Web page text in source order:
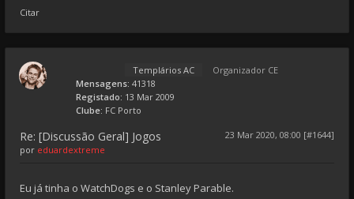
Citar
Templários AC
Organizador CE
Mensagens: 41318
Registado: 13 Mar 2009
Clube: FC Porto
Re: [Discussão Geral] Jogos
23 Mar 2020, 08:00 [#1644]
por eduardextreme
Eu já tinha o WatchDogs e o Stanley Parable.